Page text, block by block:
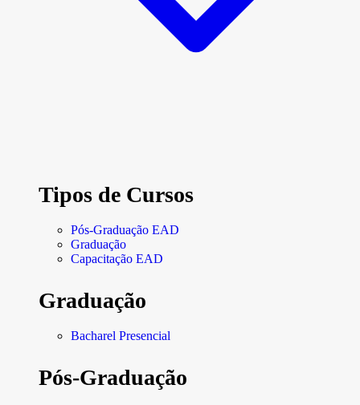
Tipos de Cursos
Pós-Graduação EAD
Graduação
Capacitação EAD
Graduação
Bacharel Presencial
Pós-Graduação